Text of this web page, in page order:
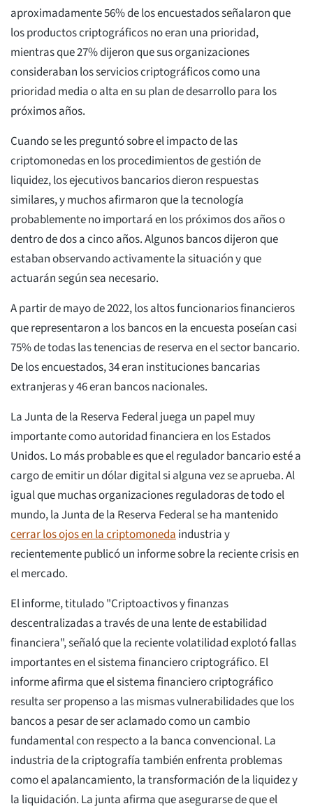
aproximadamente 56% de los encuestados señalaron que
los productos criptográficos no eran una prioridad,
mientras que 27% dijeron que sus organizaciones
consideraban los servicios criptográficos como una
prioridad media o alta en su plan de desarrollo para los
próximos años.
Cuando se les preguntó sobre el impacto de las
criptomonedas en los procedimientos de gestión de
liquidez, los ejecutivos bancarios dieron respuestas
similares, y muchos afirmaron que la tecnología
probablemente no importará en los próximos dos años o
dentro de dos a cinco años. Algunos bancos dijeron que
estaban observando activamente la situación y que
actuarán según sea necesario.
A partir de mayo de 2022, los altos funcionarios financieros
que representaron a los bancos en la encuesta poseían casi
75% de todas las tenencias de reserva en el sector bancario.
De los encuestados, 34 eran instituciones bancarias
extranjeras y 46 eran bancos nacionales.
La Junta de la Reserva Federal juega un papel muy
importante como autoridad financiera en los Estados
Unidos. Lo más probable es que el regulador bancario esté a
cargo de emitir un dólar digital si alguna vez se aprueba. Al
igual que muchas organizaciones reguladoras de todo el
mundo, la Junta de la Reserva Federal se ha mantenido
cerrar los ojos en la criptomonedaindustria y
recientemente publicó un informe sobre la reciente crisis en
el mercado.
El informe, titulado "Criptoactivos y finanzas
descentralizadas a través de una lente de estabilidad
financiera", señaló que la reciente volatilidad explotó fallas
importantes en el sistema financiero criptográfico. El
informe afirma que el sistema financiero criptográfico
resulta ser propenso a las mismas vulnerabilidades que los
bancos a pesar de ser aclamado como un cambio
fundamental con respecto a la banca convencional. La
industria de la criptografía también enfrenta problemas
como el apalancamiento, la transformación de la liquidez y
la liquidación. La junta afirma que asegurarse de que el